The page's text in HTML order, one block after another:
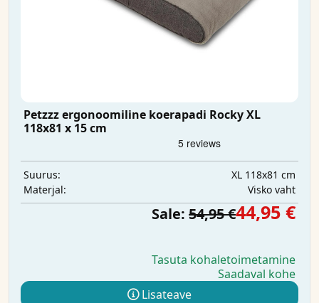
Petzzz ergonoomiline koerapadi Rocky XL
118x81 x 15 cm
Suurus:
XL 118x81 cm
Materjal:
Visko vaht
Sale: 54,95 €44,95 €
Tasuta kohaletoimetamine
Saadaval kohe
Lisateave